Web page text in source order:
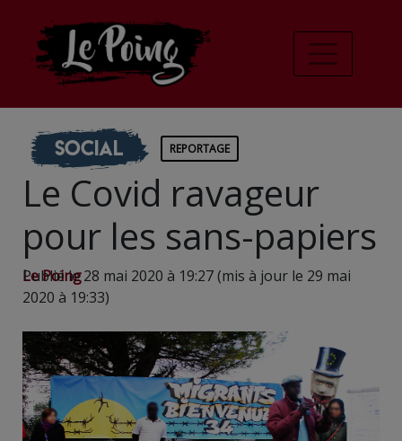
Social REPORTAGE
Le Covid ravageur
pour les sans-papiers
Le Poing
Publié le 28 mai 2020 à 19:27 (mis à jour le 29 mai
2020 à 19:33)